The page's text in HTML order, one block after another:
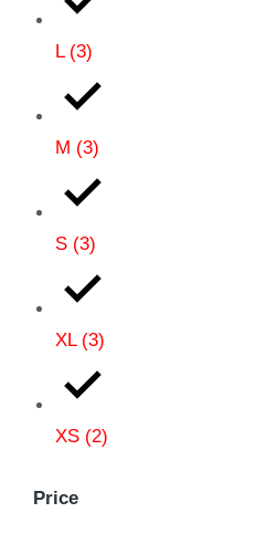
L (3)
M (3)
S (3)
XL (3)
XS (2)
Price